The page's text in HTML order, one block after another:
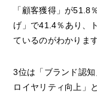
「顧客獲得」が51.8
げ」で41.4％あり、
ているのがわかります
3位は「ブランド認
ロイヤリティ向上」